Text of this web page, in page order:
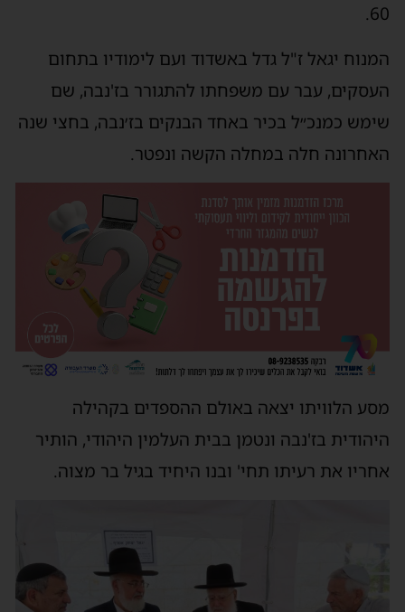
60.
המנוח יגאל ז"ל גדל באשדוד ועם לימודיו בתחום
העסקים, עבר עם משפחתו להתגורר בז'נבה, שם
שימש כמנכ״ל בכיר באחד הבנקים בז׳נבה, בחצי שנה
האחרונה חלה במחלה הקשה ונפטר.
מסע הלוויתו יצאה באולם ההספדים בקהילה
היהודית בז'נבה ונטמן בבית העלמין היהודי, הותיר
אחריו את רעיתו תחי' ובנו היחיד בגיל בר מצוה.